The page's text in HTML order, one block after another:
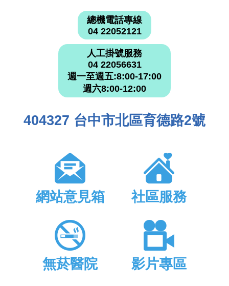
總機電話專線
04 22052121
人工掛號服務
04 22056631
週一至週五:8:00-17:00
週六8:00-12:00
404327 台中市北區育德路2號
網站意見箱 社區服務
無菸醫院 影片專區